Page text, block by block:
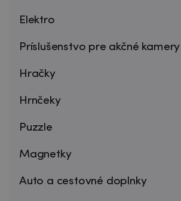
Elektro
Príslušenstvo pre akčné kamery
Hračky
Hrnčeky
Puzzle
Magnetky
Auto a cestovné doplnky